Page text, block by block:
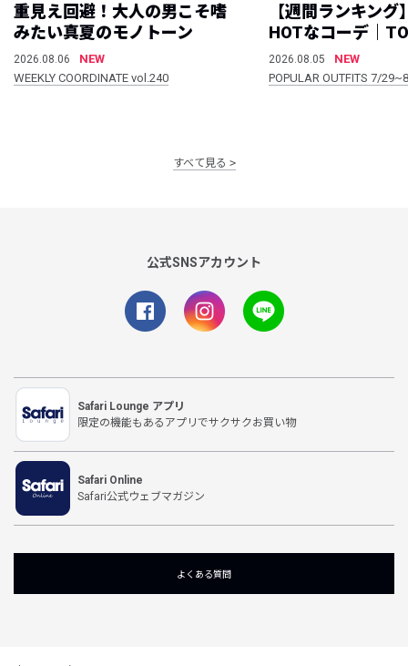
重見え回避！大人の男こそ嗜
みたい真夏のモノトーン
2026.08.06
NEW
WEEKLY COORDINATE vol.240
【週間ランキング
HOTなコーデ｜
2026.08.05
NEW
POPULAR OUTFITS 7/
すべて見る
公式SNSアカウント
Safari Lounge アプリ
限定の機能もあるアプリでサクサクお買い物
Safari Online
Safari公式ウェブマガジン
よくある質問